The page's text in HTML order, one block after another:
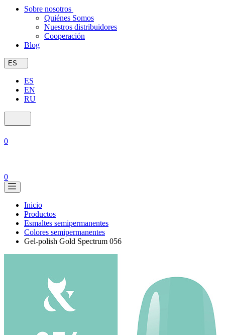
Sobre nosotros
Quiénes Somos
Nuestros distribuidores
Cooperación
Blog
ES
ES
EN
RU
0
0
Inicio
Productos
Esmaltes semipermanentes
Colores semipermanentes
Gel-polish Gold Spectrum 056